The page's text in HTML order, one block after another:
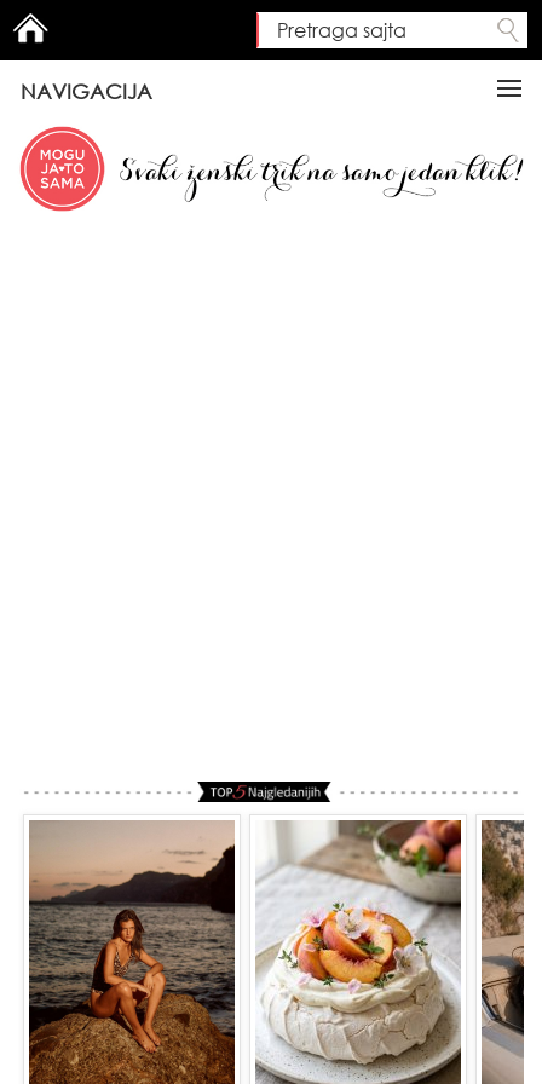
Search form
Pretraga sajta
NAVIGACIJA